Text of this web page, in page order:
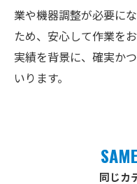
業や機器調整が必要に
ため、安心して作業を
実績を背景に、確実か
いります。
同じカ